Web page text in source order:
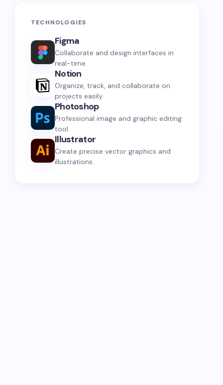
TECHNOLOGIES
Figma
Collaborate and design interfaces in
real-time.
Notion
Organize, track, and collaborate on
projects easily.
Photoshop
Professional image and graphic editing
tool.
Illustrator
Create precise vector graphics and
illustrations.